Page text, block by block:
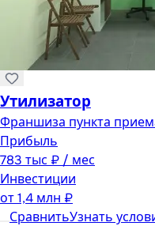
Утилизатор
Франшиза пункта
Прибыль
783 тыс ₽ / мес
Инвестиции
от1,4 млн ₽
СравнитьУзнать